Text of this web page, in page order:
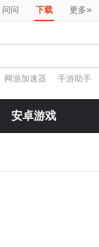
问问 下载 更多»
网游加速器 手游助手
安卓游戏